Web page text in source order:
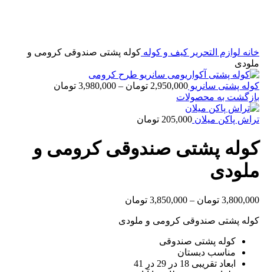
خانه لوازم التحریر کیف و کوله کوله پشتی صندوقی کرومی و
ملودی
کوله پشتی سانریو 2,950,000 تومان –
3,980,000 تومان
بازگشت به محصولات
تراش پاکن میلان 205,000 تومان
کوله پشتی صندوقی کرومی و
ملودی
3,800,000 تومان –
3,850,000 تومان
کوله پشتی صندوقی کرومی و ملودی
کوله پشتی صندوقی
مناسب دبستان
ابعاد تقریبی 18 در 29 در 41